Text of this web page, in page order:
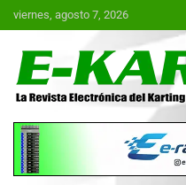
Saltar
al
viernes, agosto 7, 2026
E-Kart.com.ar
Electrónica